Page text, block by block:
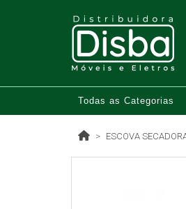
Todas as Categorias
ESCOVA